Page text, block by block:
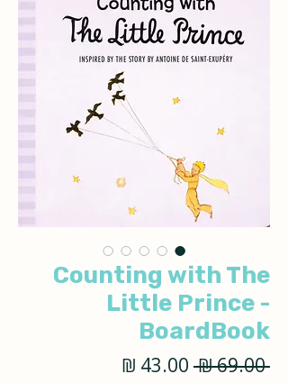
Counting with The
Little Prince -
BoardBook
‏69.00 ‏₪
מחיר